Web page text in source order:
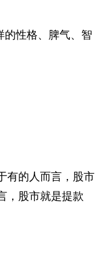
的性格、脾气、智
有的人而言，股市
，股市就是提款